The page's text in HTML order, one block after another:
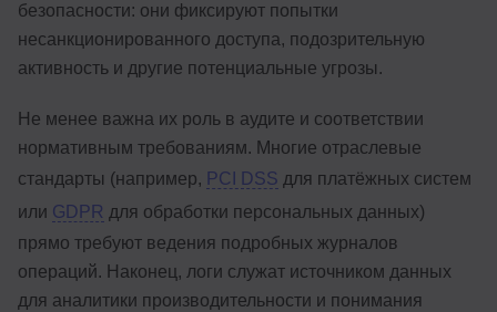
безопасности: они фиксируют попытки
несанкционированного доступа, подозрительную
активность и другие потенциальные угрозы.
Не менее важна их роль в аудите и соответствии
нормативным требованиям. Многие отраслевые
стандарты (например, PCI DSS для платёжных систем
или GDPR для обработки персональных данных)
прямо требуют ведения подробных журналов
операций. Наконец, логи служат источником данных
для аналитики производительности и понимания